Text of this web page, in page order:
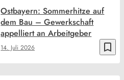
bookmark_border
14. Juli 2026
Ostbayern: Sommerhitze auf
dem Bau – Gewerkschaft
appelliert an Arbeitgeber